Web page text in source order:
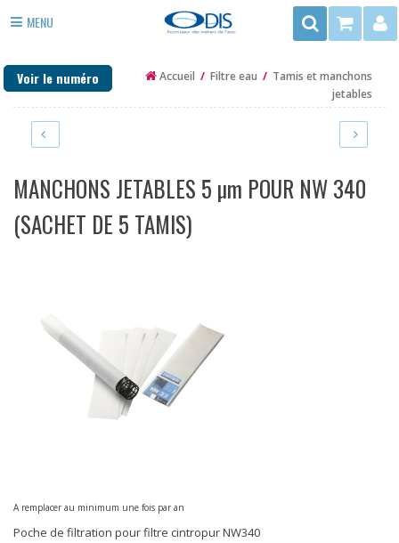
Trégor
35140
Voir le numéro
Rechercher
MENU
ADOUCISSEUR EAU
ANTI TARTRE
FILTRE EAU
DÉSINFECTION
EAU DE PUITS ET FORAGE
Accueil / Filtre eau / Tamis et manchons
jetables
MANCHONS JETABLES 5 µm POUR NW 340
(SACHET DE 5 TAMIS)
A remplacer au minimum une fois par an
Poche de filtration pour filtre cintropur NW340